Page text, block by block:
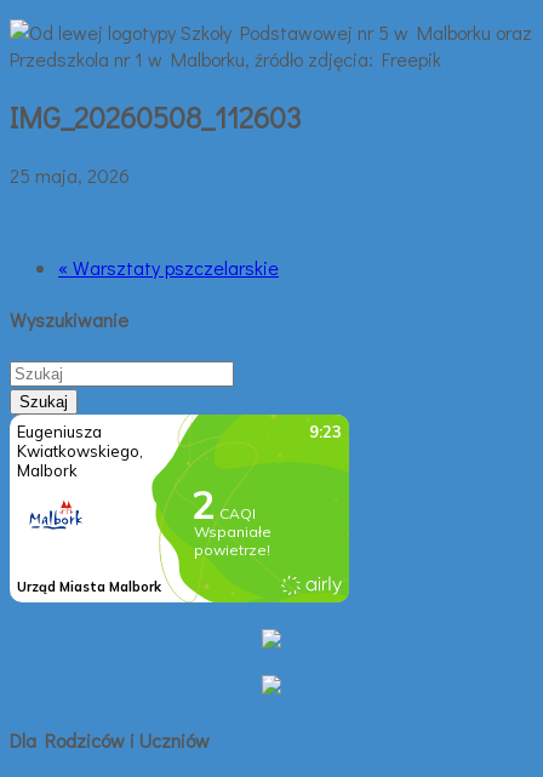
IMG_20260508_112603
25 maja, 2026
« Warsztaty pszczelarskie
Wyszukiwanie
Dla Rodziców i Uczniów